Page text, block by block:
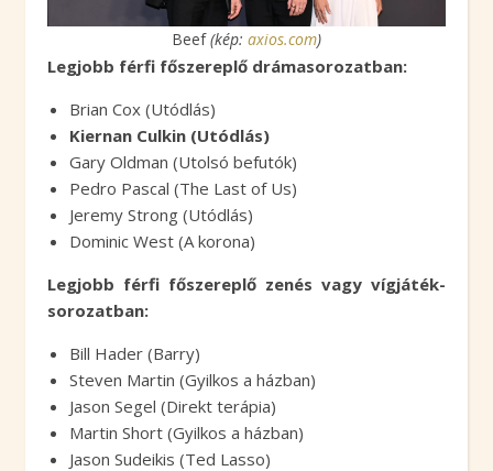
Beef(kép: axios.com)
Legjobb férfi főszereplő drámasorozatban:
Brian Cox (Utódlás)
Kiernan Culkin (Utódlás)
Gary Oldman (Utolsó befutók)
Pedro Pascal (The Last of Us)
Jeremy Strong (Utódlás)
Dominic West (A korona)
Legjobb férfi főszereplő zenés vagy vígjáték-
sorozatban:
Bill Hader (Barry)
Steven Martin (Gyilkos a házban)
Jason Segel (Direkt terápia)
Martin Short (Gyilkos a házban)
Jason Sudeikis (Ted Lasso)